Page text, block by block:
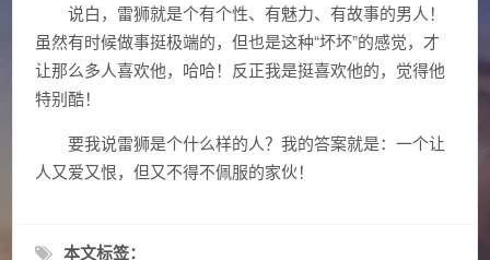
说白，雷狮就是个有个性、有魅力、有故事的男人！
虽然有时候做事挺极端的，但也是这种“坏坏”的感觉，才
让那么多人喜欢他，哈哈！反正我是挺喜欢他的，觉得他
特别酷！
要我说雷狮是个什么样的人？我的答案就是：一个让
人又爱又恨，但又不得不佩服的家伙！
本文标签：